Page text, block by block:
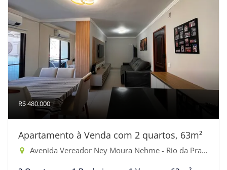
R$ 480.000
Apartamento à Venda com 2 quartos, 63m²
Avenida Vereador Ney Moura Nehme - Rio da Praia, Bertioga-SP